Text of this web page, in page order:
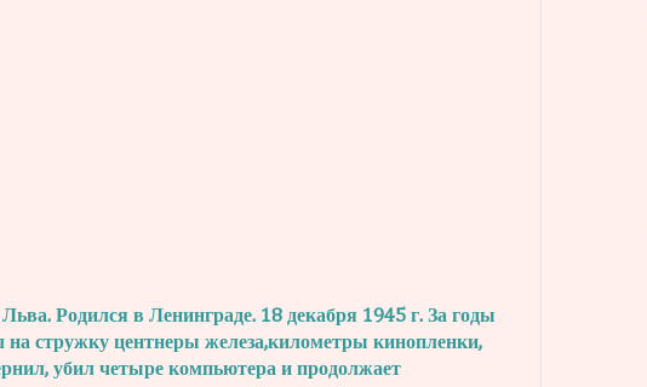
Родился в Ленинграде. 18 декабря 1945 г. За годы
на стружку центнеры железа,километры кинопленки,
убил четыре компьютера и продолжает